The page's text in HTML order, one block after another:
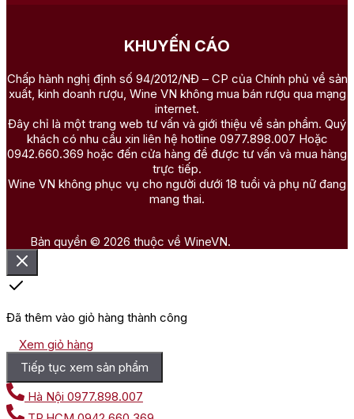
KHUYẾN CÁO
Chấp hành nghị định số 94/2012/NĐ – CP của Chính phủ về sản
xuất, kinh doanh rượu, Wine VN không mua bán rượu qua mạng
internet.
Đây chỉ là một trang web tư vấn và giới thiệu về sản phẩm. Quý
khách có nhu cầu xin liên hệ hotline 0977.898.007 Hoặc
0942.660.369 hoặc đến cửa hàng để được tư vấn và mua hàng
trực tiếp.
Wine VN không phục vụ cho người dưới 18 tuổi và phụ nữ đang
mang thai.
Bản quyền © 2026 thuộc về WineVN.
Đã thêm vào giỏ hàng thành công
Xem giỏ hàng
Tiếp tục xem sản phẩm
Hà Nội 0977.898.007